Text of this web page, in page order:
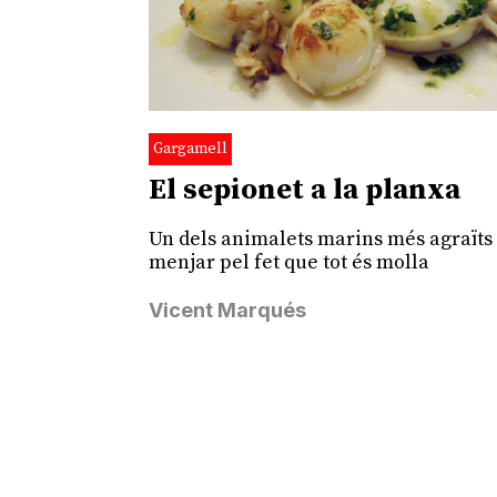
Gargamell
El sepionet a la planxa
Un dels animalets marins més agraïts
menjar pel fet que tot és molla
Vicent Marqués